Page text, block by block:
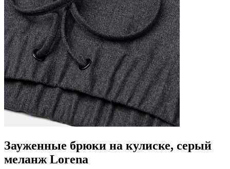
Зауженные брюки на кулиске, серый
меланж Lorena